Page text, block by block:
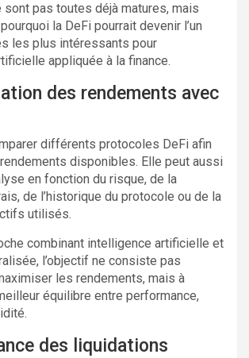
pas toutes déjà matures, mais
la DeFi pourrait devenir l’un
les plus intéressants pour
appliquée à la finance.
des rendements avec
différents protocoles DeFi afin
disponibles. Elle peut aussi
en fonction du risque, de la
de l’historique du protocole ou de la
utilisés.
combinant intelligence artificielle et
l’objectif ne consiste pas
les rendements, mais à
équilibre entre performance,
des liquidations